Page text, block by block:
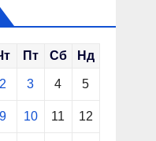
Пт Сб Нд
2 3 4 5
9 10 11 12